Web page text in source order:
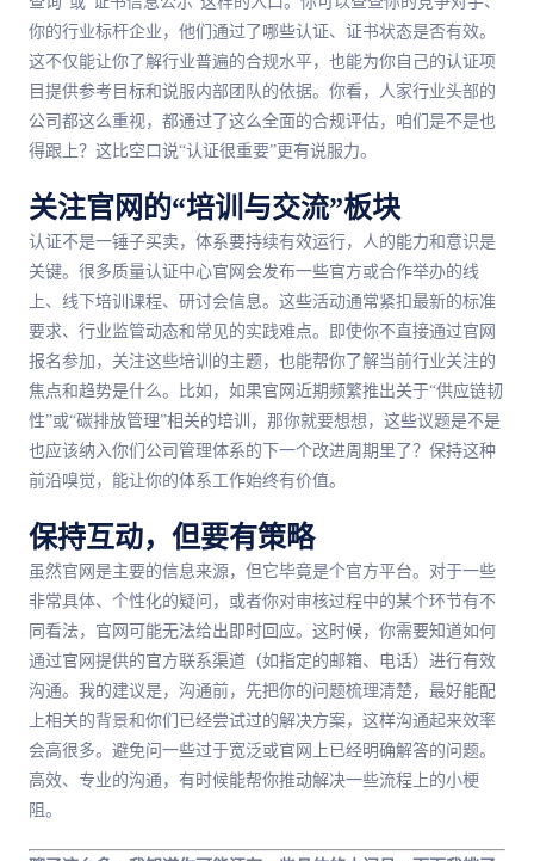
你的行业标杆企业，他们通过了哪些认证、证书状态是否有效。
这不仅能让你了解行业普遍的合规水平，也能为你自己的认证项
目提供参考目标和说服内部团队的依据。你看，人家行业头部的
公司都这么重视，都通过了这么全面的合规评估，咱们是不是也
得跟上？这比空口说“认证很重要”更有说服力。
关注官网的“培训与交流”板块
认证不是一锤子买卖，体系要持续有效运行，人的能力和意识是
关键。很多质量认证中心官网会发布一些官方或合作举办的线
上、线下培训课程、研讨会信息。这些活动通常紧扣最新的标准
要求、行业监管动态和常见的实践难点。即使你不直接通过官网
报名参加，关注这些培训的主题，也能帮你了解当前行业关注的
焦点和趋势是什么。比如，如果官网近期频繁推出关于“供应链韧
性”或“碳排放管理”相关的培训，那你就要想想，这些议题是不是
也应该纳入你们公司管理体系的下一个改进周期里了？保持这种
前沿嗅觉，能让你的体系工作始终有价值。
保持互动，但要有策略
虽然官网是主要的信息来源，但它毕竟是个官方平台。对于一些
非常具体、个性化的疑问，或者你对审核过程中的某个环节有不
同看法，官网可能无法给出即时回应。这时候，你需要知道如何
通过官网提供的官方联系渠道（如指定的邮箱、电话）进行有效
沟通。我的建议是，沟通前，先把你的问题梳理清楚，最好能配
上相关的背景和你们已经尝试过的解决方案，这样沟通起来效率
会高很多。避免问一些过于宽泛或官网上已经明确解答的问题。
高效、专业的沟通，有时候能帮你推动解决一些流程上的小梗
阻。